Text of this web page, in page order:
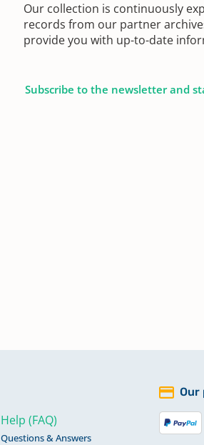
Our collection is continuously
records from our partner
provide you with up-to-date
Subscribe to the newsletter and
Help (FAQ)
Questions & Answers
Our